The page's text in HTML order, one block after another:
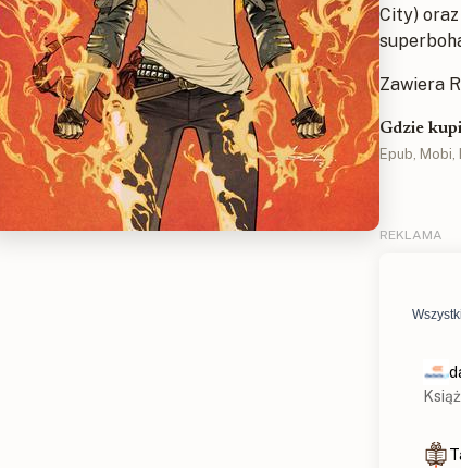
City)
Zawiera
Gdzie
Epub, Mobi,